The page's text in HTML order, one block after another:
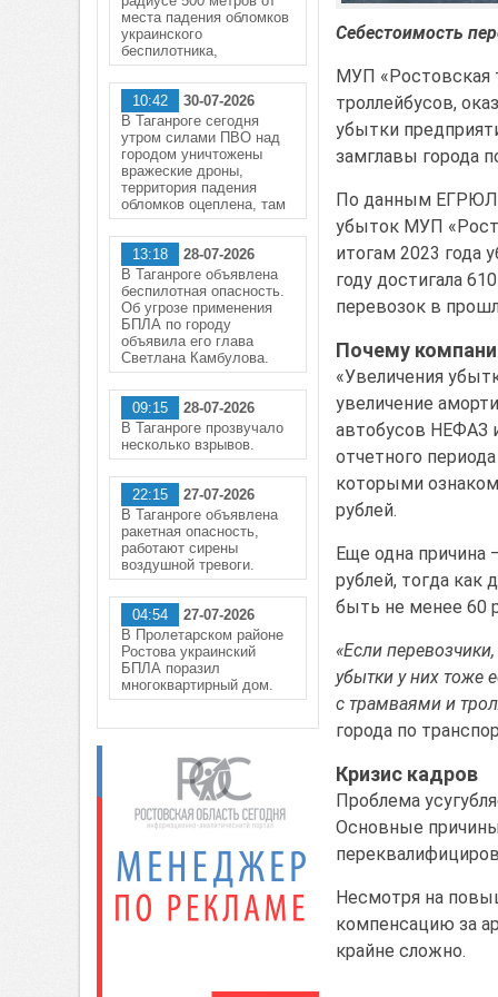
Себестоимость
МУП «Ростовская
троллейбусов,
убытки
замглавы города
По данным ЕГРЮЛ,
убыток МУП
итогам 2023 года
году достигала
перевозок в
Почему
«Увеличения
увеличение
автобусов НЕФАЗ
отчетного
которыми
рублей.
Еще одна причина
рублей, тогда как
быть не менее 60
«Если
убытки у них тоже
с трамваями и
города по
Кризис кадров
Проблема
Основные
Несмотря на
компенсацию за
крайне сложно.
места падения обломков
украинского
беспилотника,
10:42
30-07-2026
В Таганроге сегодня
утром силами ПВО над
городом уничтожены
вражеские дроны,
территория падения
обломков оцеплена, там
13:18
28-07-2026
В Таганроге объявлена
беспилотная опасность.
Об угрозе применения
БПЛА по городу
объявила его глава
Светлана Камбулова.
09:15
28-07-2026
В Таганроге прозвучало
несколько взрывов.
22:15
27-07-2026
В Таганроге объявлена
ракетная опасность,
работают сирены
воздушной тревоги.
04:54
27-07-2026
В Пролетарском районе
Ростова украинский
БПЛА поразил
многоквартирный дом.